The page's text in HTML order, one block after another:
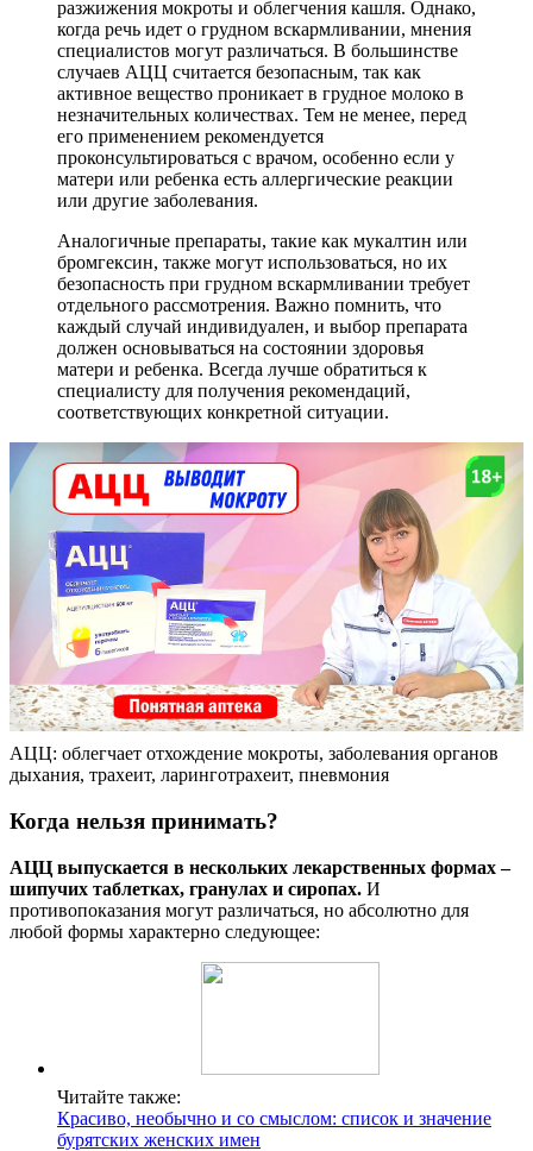
разжижения мокроты и облегчения кашля. Однако,
когда речь идет о грудном вскармливании, мнения
специалистов могут различаться. В большинстве
случаев АЦЦ считается безопасным, так как
активное вещество проникает в грудное молоко в
незначительных количествах. Тем не менее, перед
его применением рекомендуется
проконсультироваться с врачом, особенно если у
матери или ребенка есть аллергические реакции
или другие заболевания.
Аналогичные препараты, такие как мукалтин или
бромгексин, также могут использоваться, но их
безопасность при грудном вскармливании требует
отдельного рассмотрения. Важно помнить, что
каждый случай индивидуален, и выбор препарата
должен основываться на состоянии здоровья
матери и ребенка. Всегда лучше обратиться к
специалисту для получения рекомендаций,
соответствующих конкретной ситуации.
АЦЦ: облегчает отхождение мокроты, заболевания органов
дыхания, трахеит, ларинготрахеит, пневмония
Когда нельзя принимать?
АЦЦ выпускается в нескольких лекарственных формах –
шипучих таблетках, гранулах и сиропах. И
противопоказания могут различаться, но абсолютно для
любой формы характерно следующее:
Читайте также:
Красиво, необычно и со смыслом: список и значение
бурятских женских имен